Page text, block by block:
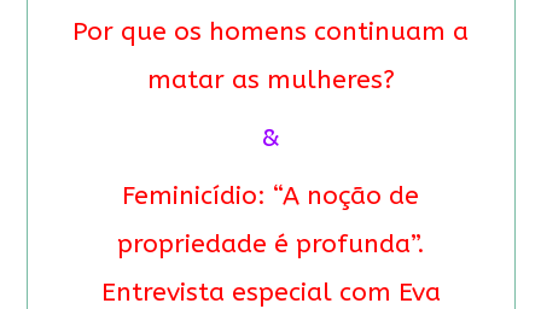
Por que os homens continuam a
matar as mulheres?
&
Feminicídio: “A noção de
propriedade é profunda”.
Entrevista especial com Eva